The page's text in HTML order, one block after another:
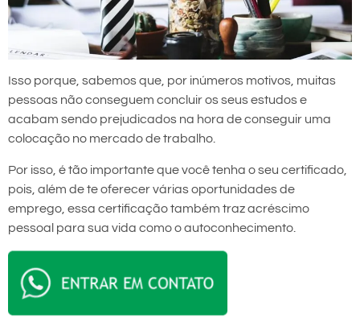
Isso porque, sabemos que, por inúmeros motivos, muitas
pessoas não conseguem concluir os seus estudos e
acabam sendo prejudicados na hora de conseguir uma
colocação no mercado de trabalho.
Por isso, é tão importante que você tenha o seu certificado,
pois, além de te oferecer várias oportunidades de
emprego, essa certificação também traz acréscimo
pessoal para sua vida como o autoconhecimento.